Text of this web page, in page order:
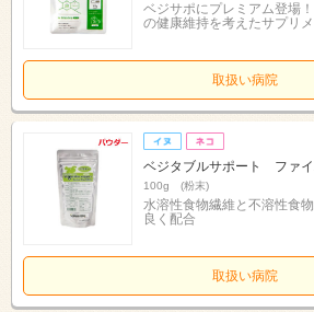
ベジサポにプレミアム登場！
の健康維持を考えたサプリメ
取扱い病院
ベジタブルサポート ファ
100g (粉末)
水溶性食物繊維と不溶性食
良く配合
取扱い病院